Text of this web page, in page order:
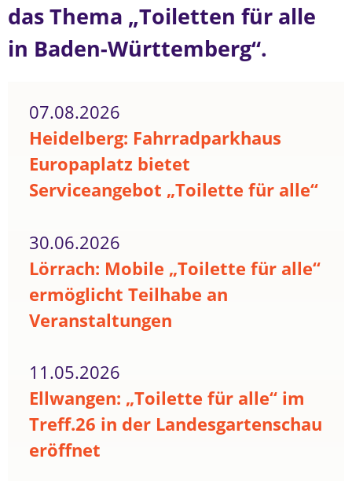
das Thema „Toiletten für alle
in Baden-Württemberg“.
07.08.2026
Heidelberg: Fahrradparkhaus
Europaplatz bietet
Serviceangebot „Toilette für alle“
30.06.2026
Lörrach: Mobile „Toilette für alle“
ermöglicht Teilhabe an
Veranstaltungen
11.05.2026
Ellwangen: „Toilette für alle“ im
Treff.26 in der Landesgartenschau
eröffnet